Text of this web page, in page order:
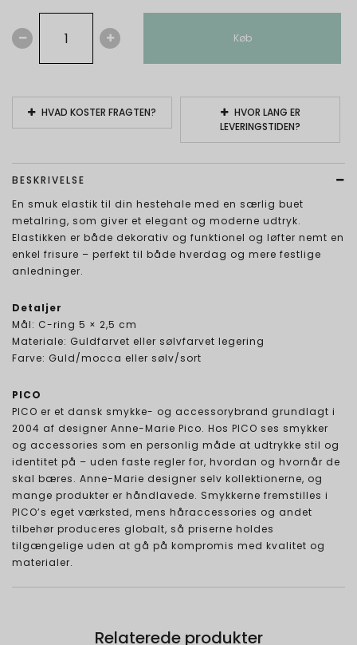
Køb
HVAD KOSTER FRAGTEN?
HVOR LANG ER
LEVERINGSTIDEN?
BESKRIVELSE
En smuk elastik til din hestehale med en særlig buet
metalring, som giver et elegant og moderne udtryk.
Elastikken er både dekorativ og funktionel og løfter nemt en
enkel frisure – perfekt til både hverdag og mere festlige
anledninger.
Detaljer
Mål: C-ring 5 × 2,5 cm
Materiale: Guldfarvet eller sølvfarvet legering
Farve: Guld/mocca eller sølv/sort
PICO
PICO er et dansk smykke- og accessorybrand grundlagt i
2004 af designer Anne-Marie Pico. Hos PICO ses smykker
og accessories som en personlig måde at udtrykke stil og
identitet på – uden faste regler for, hvordan og hvornår de
skal bæres. Anne-Marie designer selv kollektionerne, og
mange produkter er håndlavede. Smykkerne fremstilles i
PICO’s eget værksted, mens håraccessories og andet
tilbehør produceres globalt, så priserne holdes
tilgængelige uden at gå på kompromis med kvalitet og
materialer.
Relaterede produkter